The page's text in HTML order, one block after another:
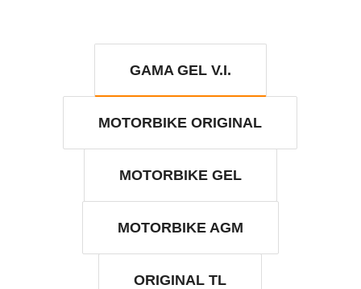
GAMA GEL V.I.
MOTORBIKE ORIGINAL
MOTORBIKE GEL
MOTORBIKE AGM
ORIGINAL TL